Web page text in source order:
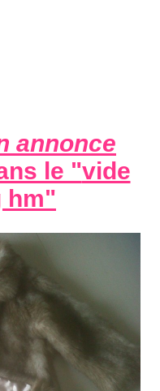
annonce
le "vide
hm"